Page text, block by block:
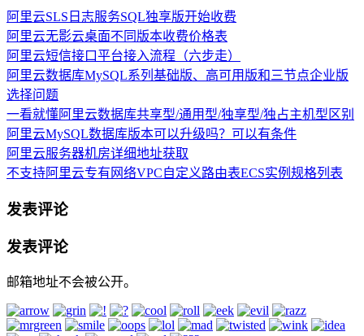
阿里云SLS日志服务SQL独享版开始收费
阿里云无影云桌面不同版本收费价格表
阿里云短信接口平台接入流程（六步走）
阿里云数据库MySQL系列基础版、高可用版和三节点企业版
选择问题
一看就懂阿里云数据库共享型/通用型/独享型/独占主机型区别
阿里云MySQL数据库版本可以升级吗？可以有条件
阿里云服务器机房详细地址获取
不支持阿里云专有网络VPC自定义路由表ECS实例规格列表
发表评论
发表评论
邮箱地址不会被公开。